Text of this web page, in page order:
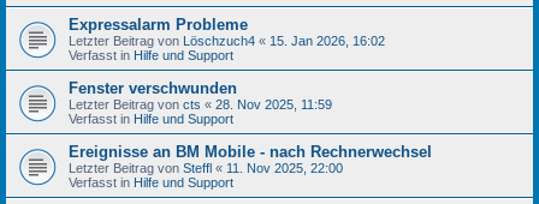
Expressalarm Probleme
Letzter Beitrag von Löschzuch4 « 15. Jan 2026, 16:02
Verfasst in Hilfe und Support
Fenster verschwunden
Letzter Beitrag von cts « 28. Nov 2025, 11:59
Verfasst in Hilfe und Support
Ereignisse an BM Mobile - nach Rechnerwechsel
Letzter Beitrag von Steffl « 11. Nov 2025, 22:00
Verfasst in Hilfe und Support